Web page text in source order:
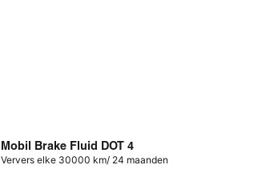
Mobil Brake Fluid DOT 4
Ververs elke 30000 km/ 24 maanden